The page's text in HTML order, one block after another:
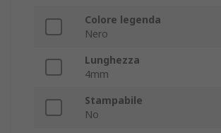
Colore legenda
Nero
Lunghezza
4mm
Stampabile
No